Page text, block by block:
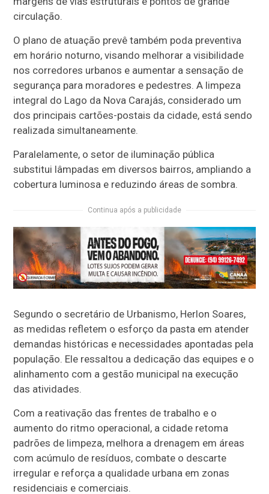
circulação.
O plano de atuação prevê também poda preventiva
em horário noturno, visando melhorar a visibilidade
nos corredores urbanos e aumentar a sensação de
segurança para moradores e pedestres. A limpeza
integral do Lago da Nova Carajás, considerado um
dos principais cartões-postais da cidade, está sendo
realizada simultaneamente.
Paralelamente, o setor de iluminação pública
substitui lâmpadas em diversos bairros, ampliando a
cobertura luminosa e reduzindo áreas de sombra.
Continua após a publicidade
Segundo o secretário de Urbanismo, Herlon Soares,
as medidas refletem o esforço da pasta em atender
demandas históricas e necessidades apontadas pela
população. Ele ressaltou a dedicação das equipes e o
alinhamento com a gestão municipal na execução
das atividades.
Com a reativação das frentes de trabalho e o
aumento do ritmo operacional, a cidade retoma
padrões de limpeza, melhora a drenagem em áreas
com acúmulo de resíduos, combate o descarte
irregular e reforça a qualidade urbana em zonas
residenciais e comerciais.